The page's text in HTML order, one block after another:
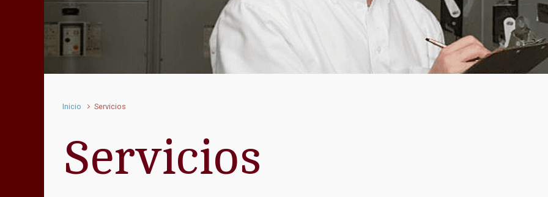
Inicio Servicios
Servicios